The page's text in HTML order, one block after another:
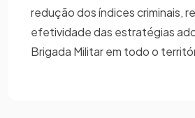
redução dos índices criminais,
efetividade das estratégias
Brigada Militar em todo o